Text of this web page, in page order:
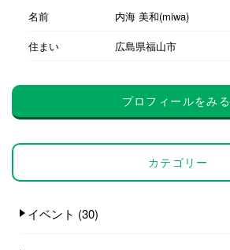
名前
内海 美和(miwa)
住まい
広島県福山市
プロフィールをみる
カテゴリー
イベント (30)